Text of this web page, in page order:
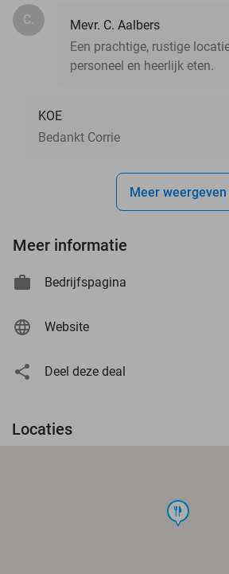
C.
Mevr. C. Aalbers
Een prachtige, rustige
personeel en heerlijk eten.
KOE
Bedankt Corrie
Meer weergeven
Meer informatie
Bedrijfspagina
Website
Deel deze deal
Locaties
food